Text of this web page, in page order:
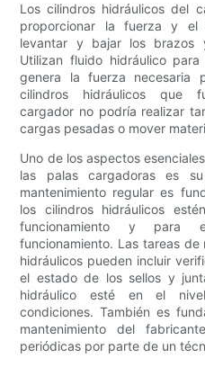
Los cilindros hidráulicos del
proporcionar la fuerza y ​​el
levantar y bajar los brazos
Utilizan fluido hidráulico
genera la fuerza necesaria
cilindros hidráulicos que
cargador no podría realizar
cargas pesadas o mover
Uno de los aspectos
las palas cargadoras es
mantenimiento regular es
los cilindros hidráulicos
funcionamiento y para
funcionamiento. Las tareas
hidráulicos pueden incluir
el estado de los sellos y
hidráulico esté en el
condiciones. También es
mantenimiento del
periódicas por parte de un